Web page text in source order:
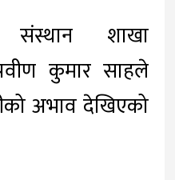
संस्थान शाखा
कुमार साहले
अभाव देखिएको